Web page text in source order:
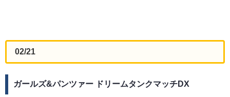
02/21
ガールズ&パンツァー ドリームタンクマッチDX